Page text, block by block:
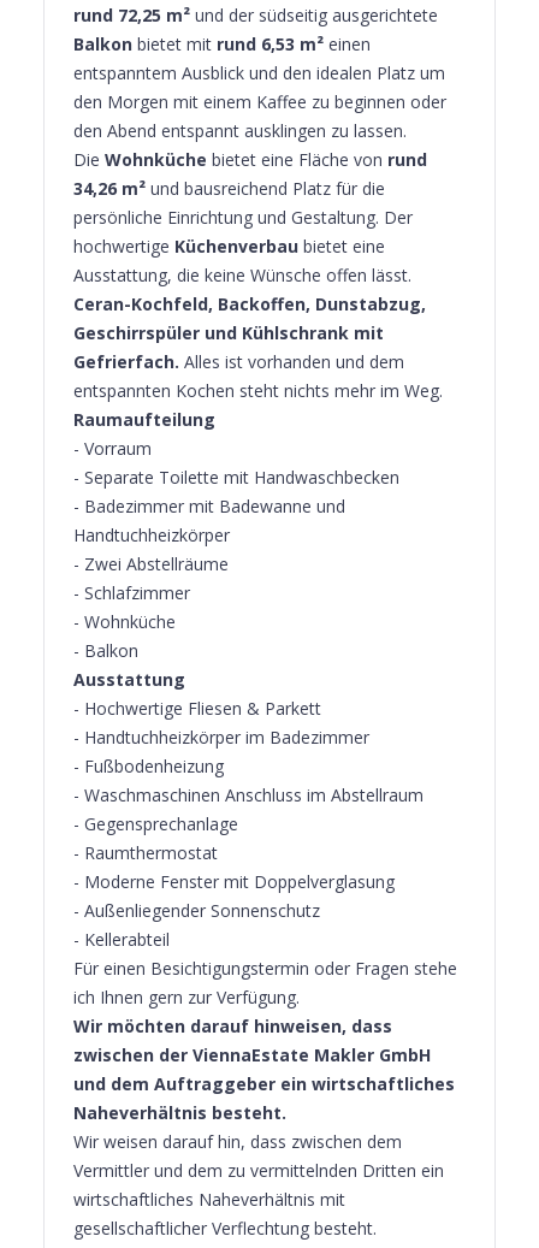
rund 72,25 m² und der südseitig ausgerichtete
Balkon bietet mit rund 6,53 m² einen
entspanntem Ausblick und den idealen Platz um
den Morgen mit einem Kaffee zu beginnen oder
den Abend entspannt ausklingen zu lassen.
Die Wohnküche bietet eine Fläche von rund
34,26 m² und bausreichend Platz für die
persönliche Einrichtung und Gestaltung. Der
hochwertige Küchenverbau bietet eine
Ausstattung, die keine Wünsche offen lässt.
Ceran-Kochfeld, Backoffen, Dunstabzug,
Geschirrspüler und Kühlschrank mit
Gefrierfach. Alles ist vorhanden und dem
entspannten Kochen steht nichts mehr im Weg.
Raumaufteilung
- Vorraum
- Separate Toilette mit Handwaschbecken
- Badezimmer mit Badewanne und
Handtuchheizkörper
- Zwei Abstellräume
- Schlafzimmer
- Wohnküche
- Balkon
Ausstattung
- Hochwertige Fliesen & Parkett
- Handtuchheizkörper im Badezimmer
- Fußbodenheizung
- Waschmaschinen Anschluss im Abstellraum
- Gegensprechanlage
- Raumthermostat
- Moderne Fenster mit Doppelverglasung
- Außenliegender Sonnenschutz
- Kellerabteil
Für einen Besichtigungstermin oder Fragen stehe
ich Ihnen gern zur Verfügung.
Wir möchten darauf hinweisen, dass
zwischen der ViennaEstate Makler GmbH
und dem Auftraggeber ein wirtschaftliches
Naheverhältnis besteht.
Wir weisen darauf hin, dass zwischen dem
Vermittler und dem zu vermittelnden Dritten ein
wirtschaftliches Naheverhältnis mit
gesellschaftlicher Verflechtung besteht.